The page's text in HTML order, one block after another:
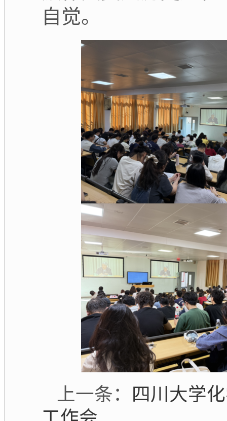
自觉。
上一条：
四川大学